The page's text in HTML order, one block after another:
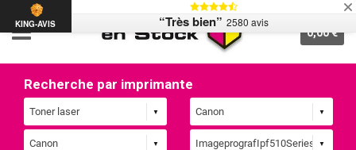
0,00 €
Recherche par imprimante
KING-AVIS “Très bien” 2580 avis